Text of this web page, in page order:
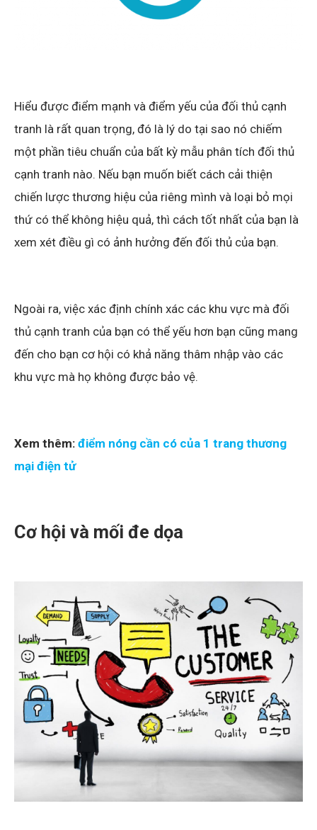
Hiểu được điểm mạnh và điểm yếu của đối thủ cạnh
tranh là rất quan trọng, đó là lý do tại sao nó chiếm
một phần tiêu chuẩn của bất kỳ mẫu phân tích đối thủ
cạnh tranh nào. Nếu bạn muốn biết cách cải thiện
chiến lược thương hiệu của riêng mình và loại bỏ mọi
thứ có thể không hiệu quả, thì cách tốt nhất của bạn là
xem xét điều gì có ảnh hưởng đến đối thủ của bạn.
Ngoài ra, việc xác định chính xác các khu vực mà đối
thủ cạnh tranh của bạn có thể yếu hơn bạn cũng mang
đến cho bạn cơ hội có khả năng thâm nhập vào các
khu vực mà họ không được bảo vệ.
Xem thêm: điểm nóng cần có của 1 trang thương
mại điện tử
Cơ hội và mối đe dọa